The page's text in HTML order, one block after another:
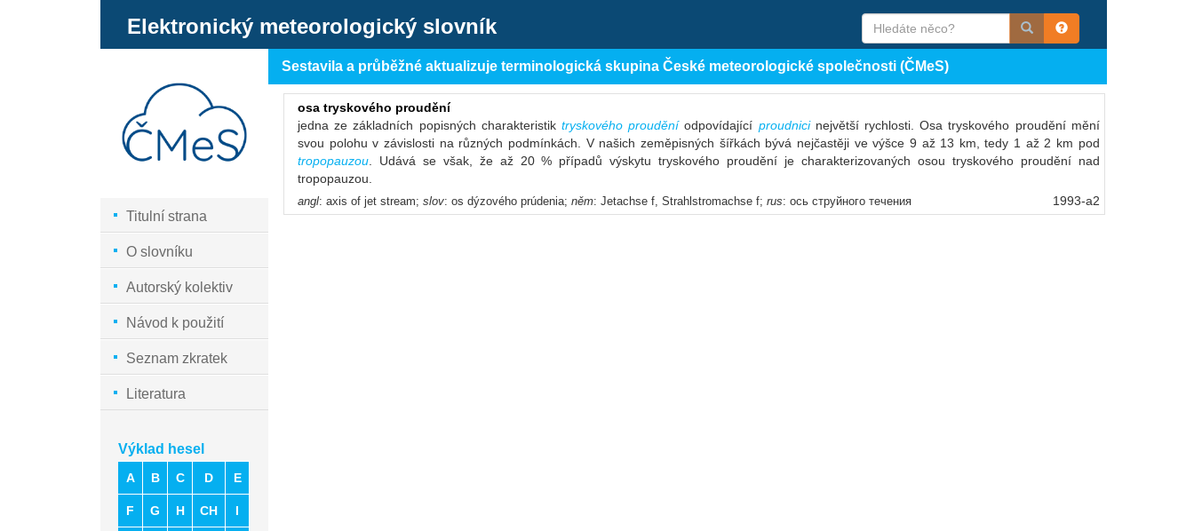
Elektronický meteorologický slovník
Titulní strana
O slovníku
Autorský kolektiv
Návod k použití
Seznam zkratek
Literatura
Výklad hesel
A B C D E
F G H CH I
Sestavila a průběžné aktualizuje terminologická skupina České meteorologické společnosti (ČMeS)
osa tryskového proudění
jedna ze základních popisných charakteristik tryskového prouděníodpovídající proudnicinejvětší rychlosti. Osa tryskového proudění mění
svou polohu v závislosti na různých podmínkách. V našich zeměpisných šířkách bývá nejčastěji ve výšce 9 až 13 km, tedy 1 až 2 km pod
tropopauzou . Udává se však, že až 20 % případů výskytu tryskového proudění je charakterizovaných osou tryskového proudění nad
tropopauzou.
angl: axis of jet stream; slov: os dýzového prúdenia; něm: Jetachse f, Strahlstromachse f; rus: ось струйного течения 1993-a2